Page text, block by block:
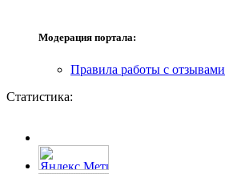
Модерация портала:
Правила работы с отзывами
Статистика: